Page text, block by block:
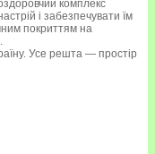
комплекс
і забезпечувати їм
покриттям на
Усе решта — простір